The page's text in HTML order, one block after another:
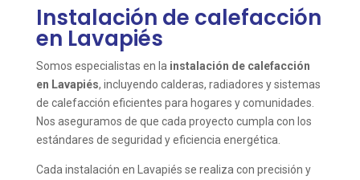
Instalación de calefacción
en Lavapiés
Somos especialistas en la instalación de calefacción
en Lavapiés, incluyendo calderas, radiadores y sistemas
de calefacción eficientes para hogares y comunidades.
Nos aseguramos de que cada proyecto cumpla con los
estándares de seguridad y eficiencia energética.
Cada instalación en Lavapiés se realiza con precisión y